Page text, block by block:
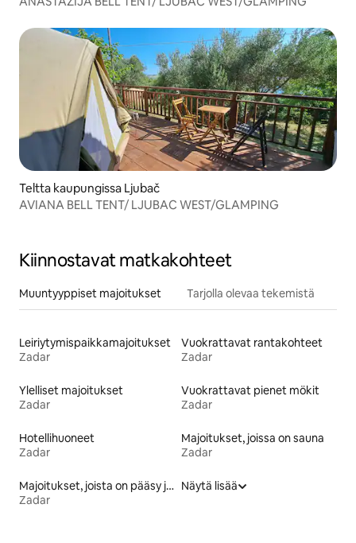
Teltta kaupungissa Ljubač
AVIANA BELL TENT/ LJUBAC WEST/GLAMPING
Kiinnostavat matkakohteet
Muuntyyppiset majoitukset Tarjolla olevaa tekemistä
Leiriytymispaikkamajoitukset
Zadar
Vuokrattavat rantakohteet
Zadar
Ylelliset majoitukset
Zadar
Vuokrattavat pienet mökit
Zadar
Hotellihuoneet
Zadar
Majoitukset, joissa on sauna
Zadar
Majoitukset, joista on pääsy järvelle
Zadar
Näytä lisää